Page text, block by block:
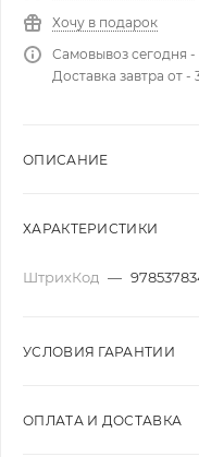
Хочу в подарок
Самовывоз сегодня -
Доставка завтра от -
ОПИСАНИЕ
ХАРАКТЕРИСТИКИ
ШтрихКод —
УСЛОВИЯ ГАРАНТИИ
ОПЛАТА И ДОСТАВКА